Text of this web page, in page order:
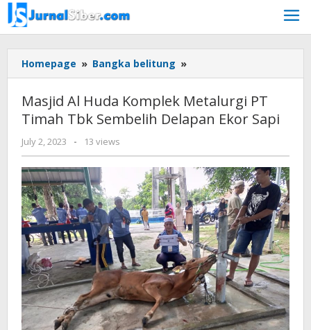
Skip
to
content
Homepage » Bangka belitung »
Al
Komplek
Metalurgi
Tbk
Sembelih
Delapan
Ekor
Sapi
Masjid Al Huda Komplek Metalurgi PT
Timah Tbk Sembelih Delapan Ekor Sapi
July 2, 2023
by
Jurnalsiber
- 13 views